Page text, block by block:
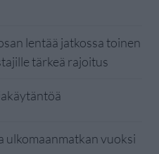
lentää jatkossa toinen
tärkeä rajoitus
ulkomaanmatkan vuoksi